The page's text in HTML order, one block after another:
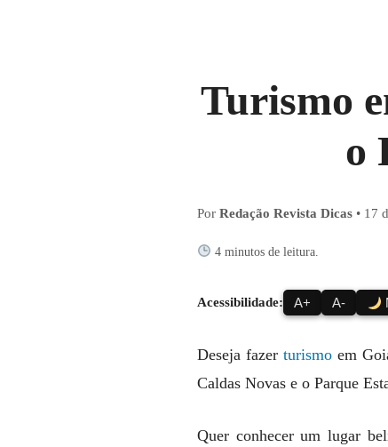
Turismo
o
Por Redação Revista Dicas • 17
4 minutos de leitura.
Acessibilidade: A+ A-
Deseja fazerturismo em
Caldas Novas e o Parque
Quer conhecer um lugar